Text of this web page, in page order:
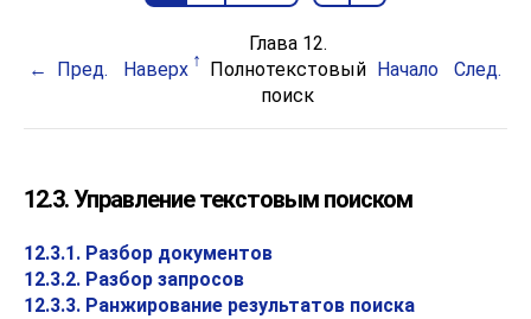
Пред. Наверх
Глава 12.
Полнотекстовый
поиск
Начало След.
12.3. Управление текстовым поиском
12.3.1. Разбор документов
12.3.2. Разбор запросов
12.3.3. Ранжирование результатов поиска